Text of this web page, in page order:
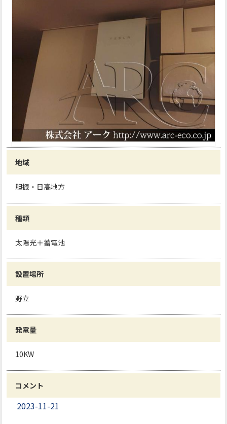
地域
胆振・日高地方
種類
太陽光＋蓄電池
設置場所
野立
発電量
10KW
コメント
2023-11-21